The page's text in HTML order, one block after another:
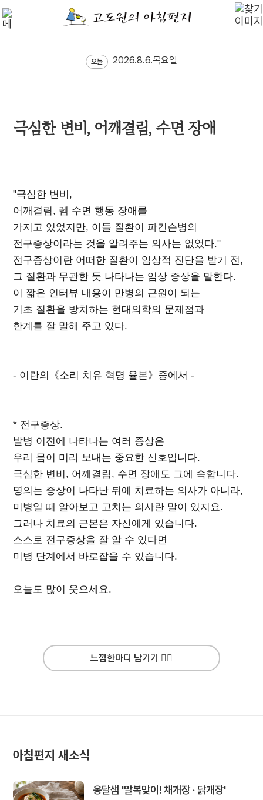
오늘 2026.8.6.목요일
극심한 변비, 어깨결림, 수면 장애
"극심한 변비,
어깨결림, 렘 수면 행동 장애를
가지고 있었지만, 이들 질환이 파킨슨병의
전구증상이라는 것을 알려주는 의사는 없었다."
전구증상이란 어떠한 질환이 임상적 진단을 받기 전,
그 질환과 무관한 듯 나타나는 임상 증상을 말한다.
이 짧은 인터뷰 내용이 만병의 근원이 되는
기초 질환을 방치하는 현대의학의 문제점과
한계를 잘 말해 주고 있다.
- 이란의《소리 치유 혁명 율본》중에서 -
* 전구증상.
발병 이전에 나타나는 여러 증상은
우리 몸이 미리 보내는 중요한 신호입니다.
극심한 변비, 어깨결림, 수면 장애도 그에 속합니다.
명의는 증상이 나타난 뒤에 치료하는 의사가 아니라,
미병일 때 알아보고 고치는 의사란 말이 있지요.
그러나 치료의 근본은 자신에게 있습니다.
스스로 전구증상을 잘 알 수 있다면
미병 단계에서 바로잡을 수 있습니다.
오늘도 많이 웃으세요.
느낌한마디 남기기 ✍🏻
아침편지 새소식
옹달샘 '말복맞이! 채개장 · 닭개장'